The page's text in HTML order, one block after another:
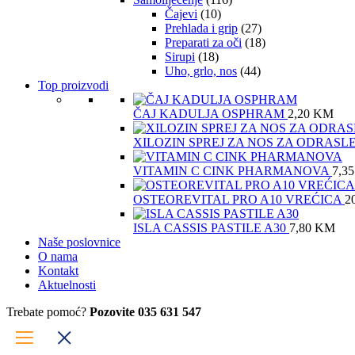
Čajevi (10)
Prehlada i grip (27)
Preparati za oči (18)
Sirupi (18)
Uho, grlo, nos (44)
Top proizvodi
ČAJ KADULJA OSPHRAM 2,20 KM
XILOZIN SPREJ ZA NOS ZA ODRASLE
VITAMIN C CINK PHARMANOVA 7,35
OSTEOREVITAL PRO A10 VREĆICA
ISLA CASSIS PASTILE A30 7,80 KM
Naše poslovnice
O nama
Kontakt
Aktuelnosti
Trebate pomoć? Pozovite 035 631 547